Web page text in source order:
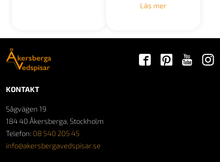
Läs mer
KONTAKT
Sågvägen 19
184 40 Åkersberga, Stockholm
Telefon: 08 540 205 45
info@akersbergavedspisar.se